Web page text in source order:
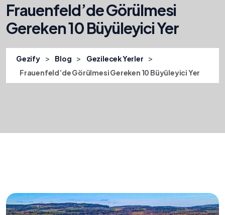
Frauenfeld’de Görülmesi
Gereken 10 Büyüleyici Yer
Gezify > Blog > Gezilecek Yerler >
Frauenfeld’de Görülmesi Gereken 10 Büyüleyici Yer